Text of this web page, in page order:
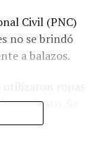
Civil (PNC)
no se brindó
a balazos.
asesinato. Se
tipo de